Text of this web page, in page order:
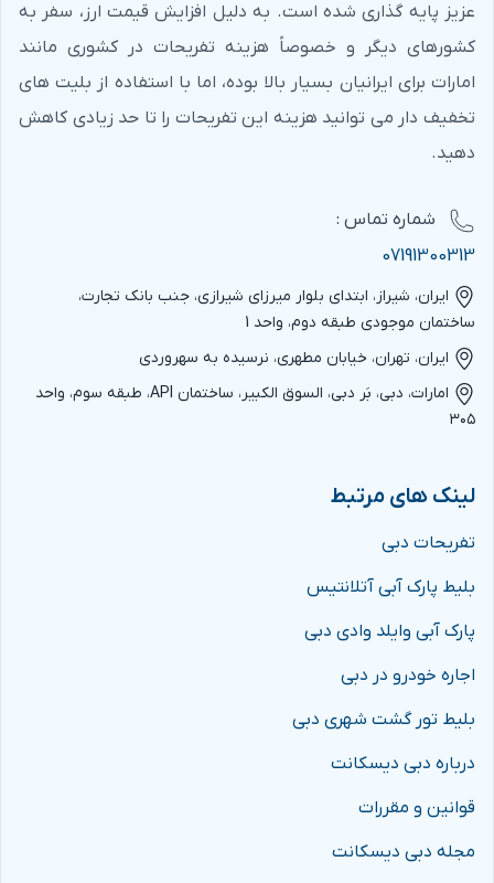
عزیز پایه گذاری شده است. به دلیل افزایش قیمت ارز، سفر به
کشورهای دیگر و خصوصاً هزینه تفریحات در کشوری مانند
امارات برای ایرانیان بسیار بالا بوده، اما با استفاده از بلیت های
تخفیف دار می توانید هزینه این تفریحات را تا حد زیادی کاهش
دهید.
شماره‌ تماس :
07191300313
ایران، شیراز، ابتدای بلوار میرزای شیرازی، جنب بانک تجارت،
ساختمان موجودی طبقه دوم، واحد 1
ایران، تهران، خیابان مطهری، نرسیده به سهروردی
امارات، دبی، بَر دبی، السوق الکبیر، ساختمان API، طبقه سوم، واحد
۳۰۵
لینک های مرتبط
تفریحات دبی
بلیط پارک آبی آتلانتیس
پارک آبی وایلد وادی دبی
اجاره خودرو در دبی
بلیط تور گشت شهری دبی
درباره دبی دیسکانت
قوانین و مقررات
مجله دبی دیسکانت